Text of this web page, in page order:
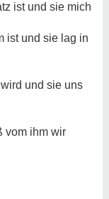
ist und sie mich
ist und sie lag in
und sie uns
vom ihm wir